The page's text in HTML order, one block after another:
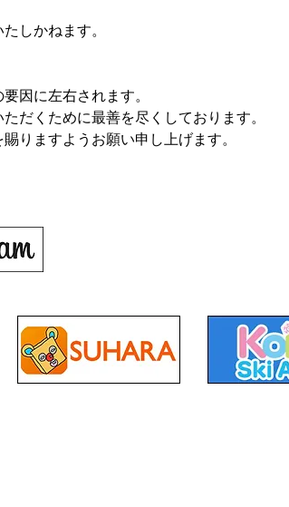
しかねます。
因に左右されます。
だくために最善を尽くしております。
りますようお願い申し上げます。